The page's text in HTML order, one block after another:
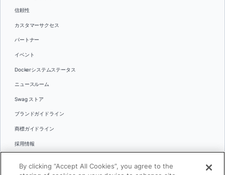
信頼性
カスタマーサクセス
パートナー
イベント
Dockerシステムステータス
ニュースルーム
Swag ストア
ブランドガイドライン
商標ガイドライン
採用情報
言語By clicking “Accept All Cookies”, you agree to the